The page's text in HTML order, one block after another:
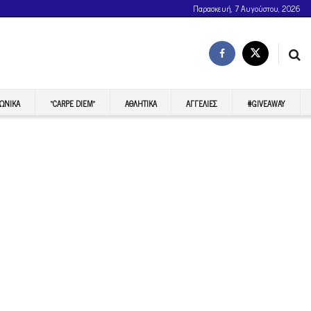
Παρασκευή, 7 Αυγούστου, 2026
“CARPE DIEM” ΑΘΛΗΤΙΚΆ ΑΓΓΕΛΊΕΣ #GIVEAWAY